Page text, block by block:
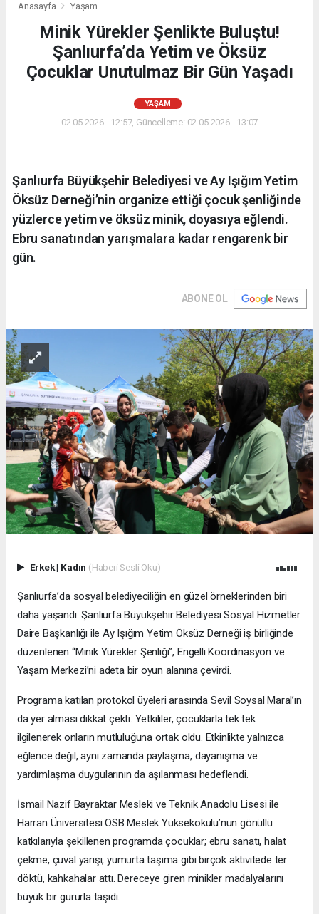
Anasayfa Yaşam
Minik Yürekler Şenlikte Buluştu!
Şanlıurfa’da Yetim ve Öksüz
Çocuklar Unutulmaz Bir Gün Yaşadı
YAŞAM
02.05.2026 - 12:57, Güncelleme: 02.05.2026 - 13:07
Şanlıurfa Büyükşehir Belediyesi ve Ay Işığım Yetim
Öksüz Derneği’nin organize ettiği çocuk şenliğinde
yüzlerce yetim ve öksüz minik, doyasıya eğlendi.
Ebru sanatından yarışmalara kadar rengarenk bir
gün.
ABONE OL
Erkek| Kadın (Haberi Sesli Oku)
Şanlıurfa’da sosyal belediyeciliğin en güzel örneklerinden biri
daha yaşandı. Şanlıurfa Büyükşehir Belediyesi Sosyal Hizmetler
Daire Başkanlığı ile Ay Işığım Yetim Öksüz Derneği iş birliğinde
düzenlenen “Minik Yürekler Şenliği”, Engelli Koordinasyon ve
Yaşam Merkezi’ni adeta bir oyun alanına çevirdi.
Programa katılan protokol üyeleri arasında Sevil Soysal Maral’ın
da yer alması dikkat çekti. Yetkililer, çocuklarla tek tek
ilgilenerek onların mutluluğuna ortak oldu. Etkinlikte yalnızca
eğlence değil, aynı zamanda paylaşma, dayanışma ve
yardımlaşma duygularının da aşılanması hedeflendi.
İsmail Nazif Bayraktar Mesleki ve Teknik Anadolu Lisesi ile
Harran Üniversitesi OSB Meslek Yüksekokulu’nun gönüllü
katkılarıyla şekillenen programda çocuklar; ebru sanatı, halat
çekme, çuval yarışı, yumurta taşıma gibi birçok aktivitede ter
döktü, kahkahalar attı. Dereceye giren minikler madalyalarını
büyük bir gururla taşıdı.